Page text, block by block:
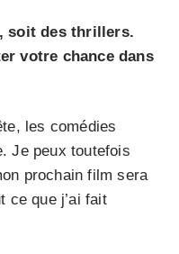
soit des thrillers.
votre chance dans
les comédies
Je peux toutefois
prochain film sera
ce que j’ai fait